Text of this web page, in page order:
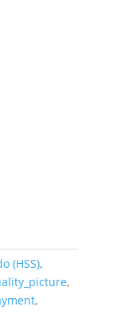
(HSS),
,
,